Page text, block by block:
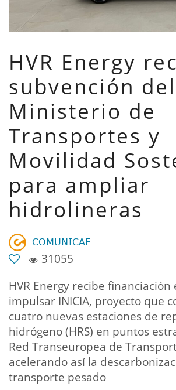
HVR Energy
subvención del
Ministerio de
Transportes y
Movilidad
para ampliar
hidrolineras
𝖢𝖮𝖬𝖴𝖭𝖨𝖢𝖠𝖤
31055
HVR Energy recibe
impulsar INICIA, proyecto que
cuatro nuevas estaciones de
hidrógeno (HRS) en puntos
Red Transeuropea de
acelerando así la
transporte pesado